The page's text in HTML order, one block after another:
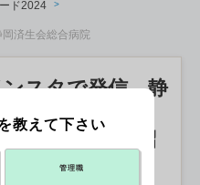
ド2024
済生会総合病院
ンスタで発信 静
エントリー紹
教えて下さい
管理職